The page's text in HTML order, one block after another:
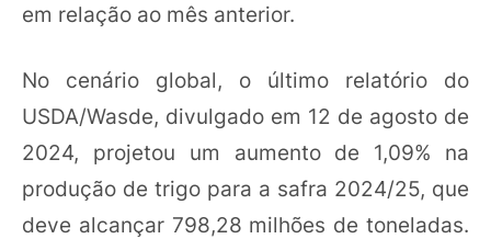
em relação ao mês anterior.
No cenário global, o último relatório do
USDA/Wasde, divulgado em 12 de agosto de
2024, projetou um aumento de 1,09% na
produção de trigo para a safra 2024/25, que
deve alcançar 798,28 milhões de toneladas.